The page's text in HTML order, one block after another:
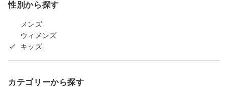
性別から探す
メンズ
ウィメンズ
キッズ
カテゴリーから探す